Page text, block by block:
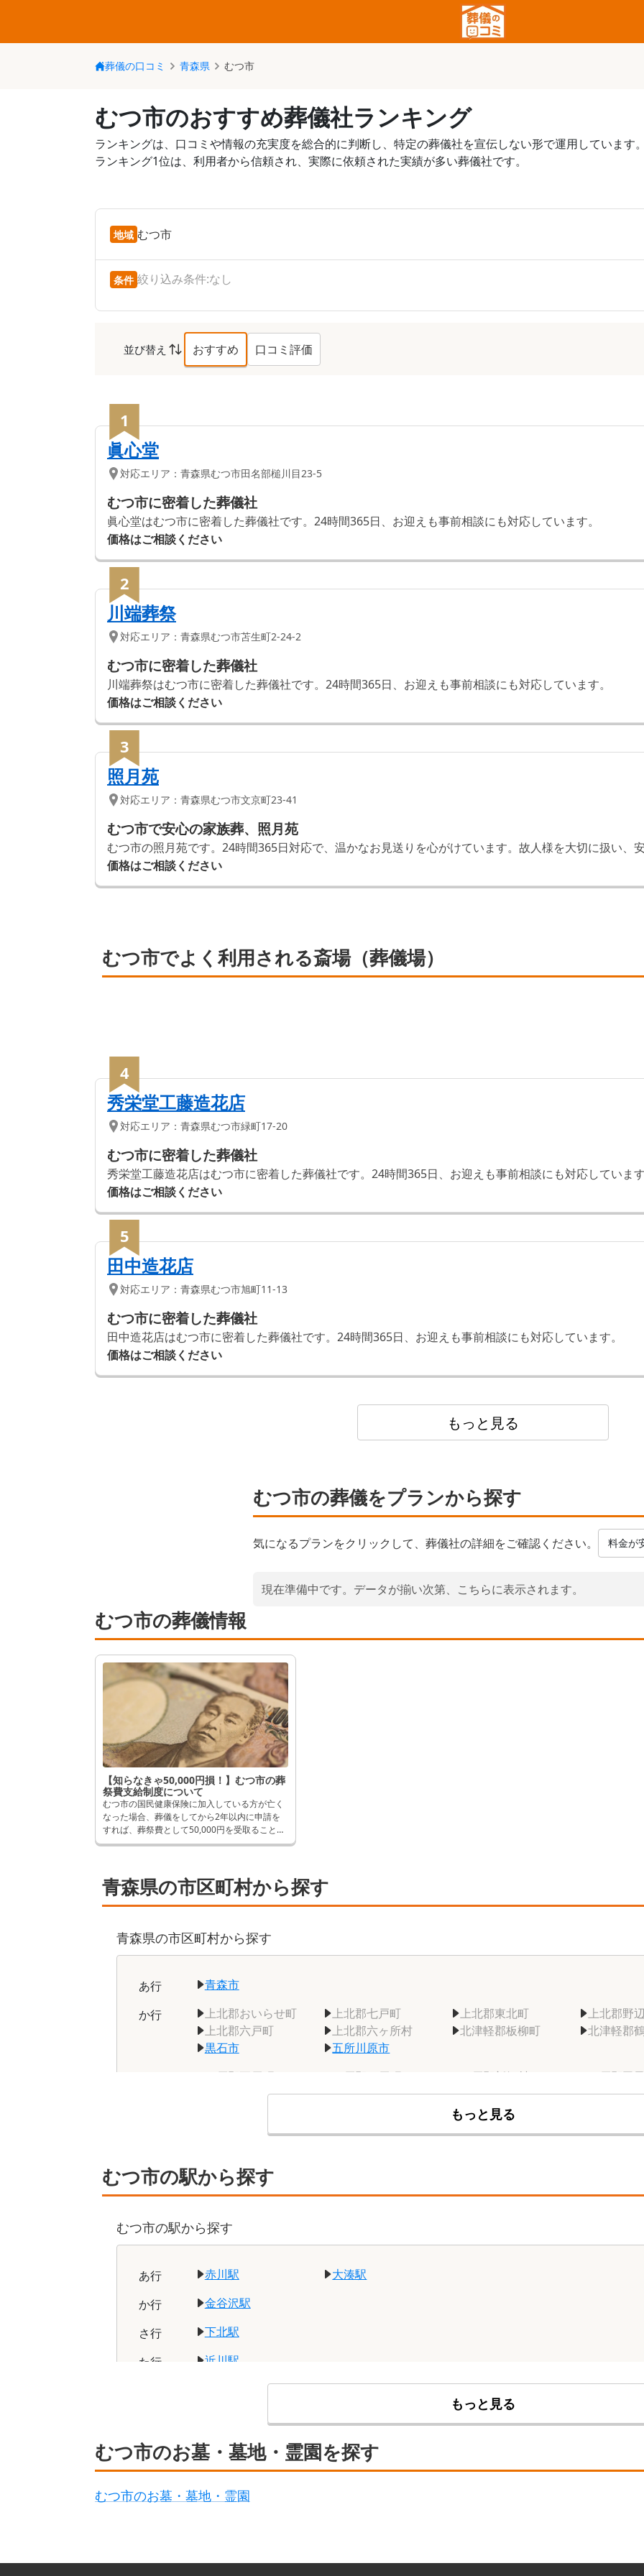
葬儀の口コミ 青森県 むつ市
むつ市のおすすめ葬儀社ランキング
ランキングは、口コミや情報の充実度を総合的に判断し、特定の葬儀社を宣伝しない形で運用しています
ランキング1位は、利用者から信頼され、実際に依頼された実績が多い葬儀社です。
地域 むつ市
条件 絞り込み条件:なし
並び替え おすすめ 口コミ評価
むつ市
1
眞心堂
対応エリア： 青森県むつ市田名部槌川目23-5
むつ市に密着した葬儀社
眞心堂はむつ市に密着した葬儀社です。24時間365日、お迎えも事前相談にも対応しています。
価格はご相談ください
2
川端葬祭
対応エリア： 青森県むつ市苫生町2-24-2
むつ市に密着した葬儀社
川端葬祭はむつ市に密着した葬儀社です。24時間365日、お迎えも事前相談にも対応しています。
価格はご相談ください
3
照月苑
対応エリア： 青森県むつ市文京町23-41
むつ市で安心の家族葬、照月苑
むつ市の照月苑です。24時間365日対応で、温かなお見送りを心がけています。故人様を大切に扱い、
価格はご相談ください
むつ市でよく利用される斎場（葬儀場）
4
秀栄堂工藤造花店
対応エリア： 青森県むつ市緑町17-20
むつ市に密着した葬儀社
秀栄堂工藤造花店はむつ市に密着した葬儀社です。24時間365日、お迎えも事前相談にも対応していま
価格はご相談ください
5
田中造花店
対応エリア： 青森県むつ市旭町11-13
むつ市に密着した葬儀社
田中造花店はむつ市に密着した葬儀社です。24時間365日、お迎えも事前相談にも対応しています。
価格はご相談ください
もっと見る
むつ市の葬儀をプランから探す
気になるプランをクリックして、葬儀社の詳細をご確認ください。 料金が
現在準備中です。データが揃い次第、こちらに表示されます。
むつ市の葬儀情報
【知らなきゃ50,000円損！】むつ市の葬
祭費支給制度について
むつ市の国民健康保険に加入している方が亡く
なった場合、葬儀をしてから2年以内に申請を
すれば、葬祭費として50,000円を受取ることが
できます。 逆に申請しないと、せっかく受け取
は申請方法など詳しく解説します。
青森県の市区町村から探す
青森県の市区町村から探す
あ行
青森市
か行 上北郡おいらせ町 上北郡七戸町 上北郡東北町
上北郡野
上北郡六戸町
上北郡六ヶ所村 北津軽郡板柳町
北津軽郡
黒石市
五所川原市
三戸郡五戸町 三戸郡三戸町 三戸郡新郷村
三戸郡田
三戸郡階上町
下北郡大間町 下北郡風間浦村
下北郡佐
は行 東津軽郡今別町
平川市
弘前市
ま行 南津軽郡田舎館村
もっと見る
むつ市の駅から探す
むつ市の駅から探す
あ行 赤川駅
大湊駅
か行
金谷沢駅
さ行
下北駅
た行 近川駅
もっと見る
むつ市のお墓・墓地・霊園を探す
むつ市のお墓・墓地・霊園